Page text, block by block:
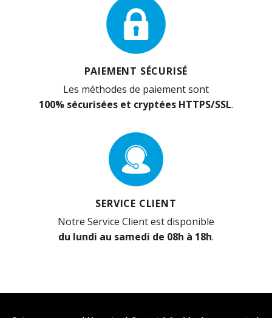
PAIEMENT SÉCURISÉ
Les méthodes de paiement sont
100% sécurisées et cryptées HTTPS/SSL.
SERVICE CLIENT
Notre Service Client est disponible
du lundi au samedi de 08h à 18h.